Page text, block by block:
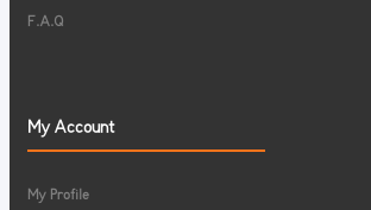
F.A.Q
My Account
My Profile